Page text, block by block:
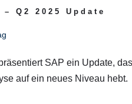
Q2 2025 Update
SAP ein Update,
auf ein neues Niveau hebt.